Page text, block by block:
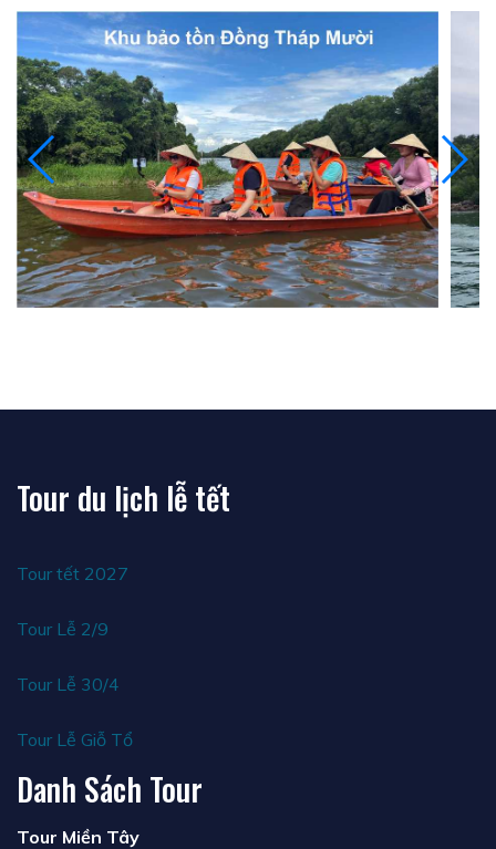
Tour du lịch lễ tết
Tour tết 2027
Tour Lễ 2/9
Tour Lễ 30/4
Tour Lễ Giỗ Tổ
Danh Sách Tour
Tour Miền Tây